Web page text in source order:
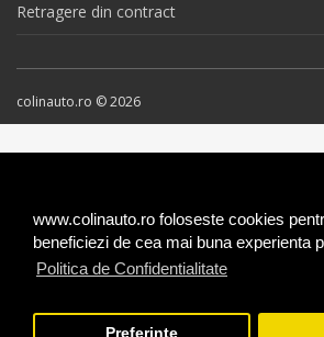
www.colinauto.ro foloseste cookies
beneficiezi de cea mai buna experienta
Politica de Confidentialitate
Preferinte
Retragere din contract
colinauto.ro © 2026